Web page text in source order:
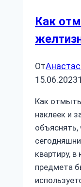
Как
От
15.06.2023
Как
наклеек и
объяснять,
квартиру,
предмета